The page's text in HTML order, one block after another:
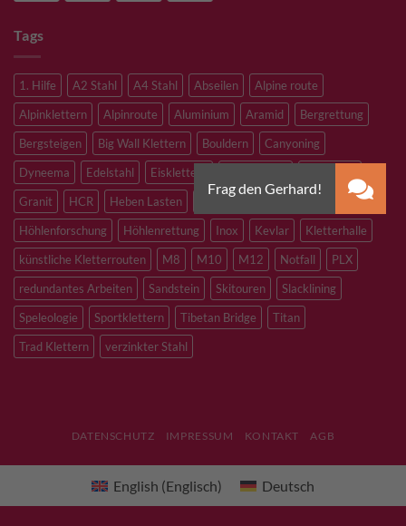
Tags
1. Hilfe A2 Stahl A4 Stahl Abseilen
Alpine route
Alpinklettern
Alpinroute Aluminium Aramid
Bergrettung
Bergsteigen
Big Wall Klettern Bouldern
Canyoning
Dyneema
Edelstahl Eisklettern
Granit
HCR Heben Lasten Hochtouren
Höhlenforschung
Höhlenrettung Inox Kevlar
Kletterhalle
künstliche Kletterrouten
M8 M10 M12 Notfall
PLX
redundantes Arbeiten
Sandstein Skitouren
Slacklining
Speleologie
Sportklettern Tibetan Bridge
Titan
Trad Klettern
verzinkter Stahl
DATENSCHUTZ IMPRESSUM KONTAKT AGB
English (Englisch) Deutsch